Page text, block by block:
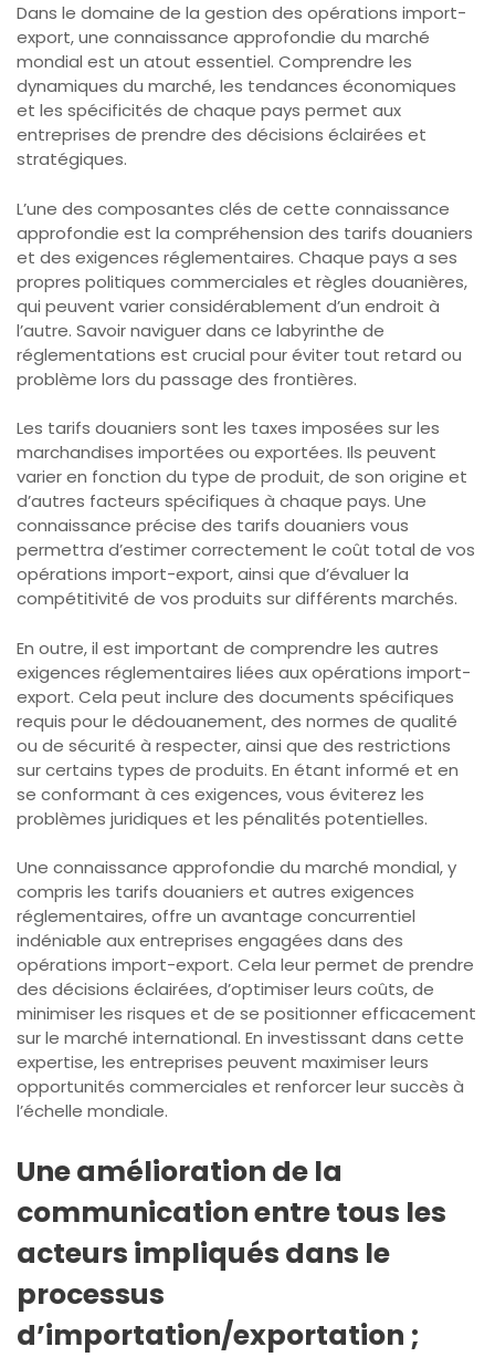
Dans le domaine de la gestion des opérations import-
export, une connaissance approfondie du marché
mondial est un atout essentiel. Comprendre les
dynamiques du marché, les tendances économiques
et les spécificités de chaque pays permet aux
entreprises de prendre des décisions éclairées et
stratégiques.
L’une des composantes clés de cette connaissance
approfondie est la compréhension des tarifs douaniers
et des exigences réglementaires. Chaque pays a ses
propres politiques commerciales et règles douanières,
qui peuvent varier considérablement d’un endroit à
l’autre. Savoir naviguer dans ce labyrinthe de
réglementations est crucial pour éviter tout retard ou
problème lors du passage des frontières.
Les tarifs douaniers sont les taxes imposées sur les
marchandises importées ou exportées. Ils peuvent
varier en fonction du type de produit, de son origine et
d’autres facteurs spécifiques à chaque pays. Une
connaissance précise des tarifs douaniers vous
permettra d’estimer correctement le coût total de vos
opérations import-export, ainsi que d’évaluer la
compétitivité de vos produits sur différents marchés.
En outre, il est important de comprendre les autres
exigences réglementaires liées aux opérations import-
export. Cela peut inclure des documents spécifiques
requis pour le dédouanement, des normes de qualité
ou de sécurité à respecter, ainsi que des restrictions
sur certains types de produits. En étant informé et en
se conformant à ces exigences, vous éviterez les
problèmes juridiques et les pénalités potentielles.
Une connaissance approfondie du marché mondial, y
compris les tarifs douaniers et autres exigences
réglementaires, offre un avantage concurrentiel
indéniable aux entreprises engagées dans des
opérations import-export. Cela leur permet de prendre
des décisions éclairées, d’optimiser leurs coûts, de
minimiser les risques et de se positionner efficacement
sur le marché international. En investissant dans cette
expertise, les entreprises peuvent maximiser leurs
opportunités commerciales et renforcer leur succès à
l’échelle mondiale.
Une amélioration de la
communication entre tous les
acteurs impliqués dans le
processus
d’importation/exportation ;